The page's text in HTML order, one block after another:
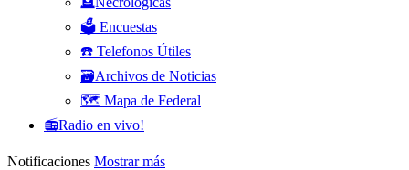
🗳️ Encuestas
☎️ Telefonos Útiles
🗃️Archivos de Noticias
🗺️ Mapa de Federal
📻Radio en vivo!
Notificaciones Mostrar más